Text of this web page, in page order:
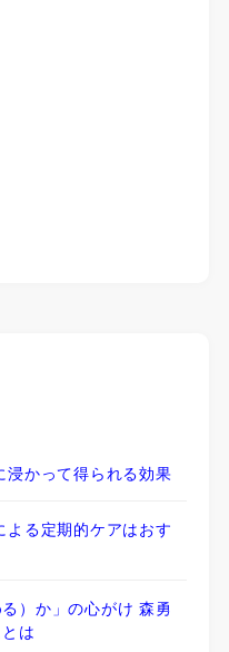
かって得られる効果
よる定期的ケアはおす
）か」の心がけ 森勇
は